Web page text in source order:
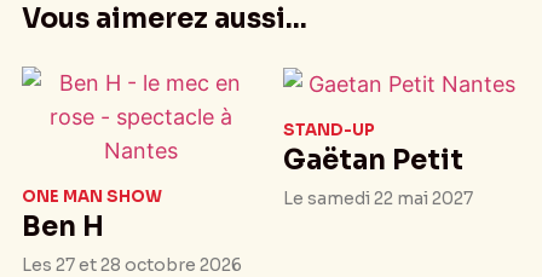
Vous aimerez aussi...
ONE MAN SHOW
Ben H
Les 27 et 28 octobre 2026
STAND-UP
Gaëtan Petit
Le samedi 22 mai 2027